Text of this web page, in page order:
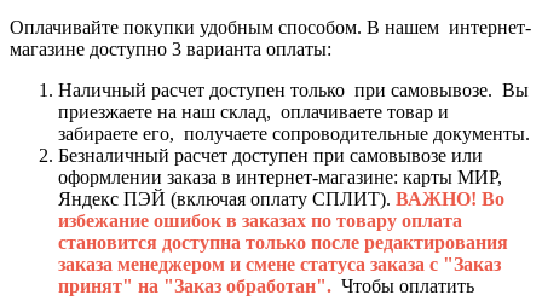
Оплачивайте покупки удобным способом. В нашем интернет-
магазине доступно 3 варианта оплаты:
Наличный расчет доступен только при самовывозе. Вы
приезжаете на наш склад, оплачиваете товар и
забираете его, получаете сопроводительные документы.
Безналичный расчет доступен при самовывозе или
оформлении заказа в интернет-магазине: карты МИР,
Яндекс ПЭЙ (включая оплату СПЛИТ). ВАЖНО! Во
избежание ошибок в заказах по товару оплата
становится доступна только после редактирования
заказа менеджером и смене статуса заказа с "Заказ
принят" на "Заказ обработан". Чтобы оплатить